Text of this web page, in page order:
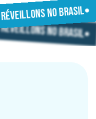
RÉVEILLONS NO BRASIL
RÉVEILLONS NO BRASIL